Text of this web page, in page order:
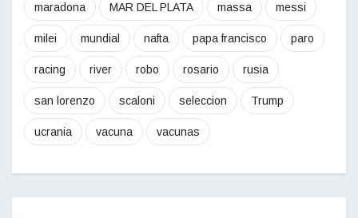
maradona MAR DEL PLATA massa messi
milei mundial nafta papa francisco paro
racing river robo rosario rusia
san lorenzo scaloni seleccion Trump
ucrania vacuna vacunas